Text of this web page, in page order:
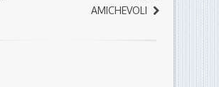
AMICHEVOLI